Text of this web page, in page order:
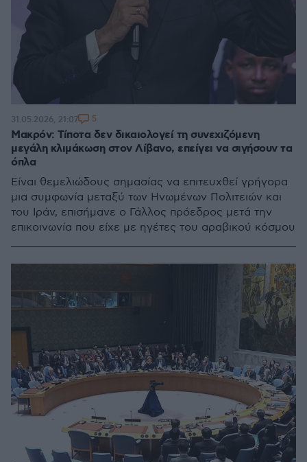
Μακρόν: Τίποτα δεν δικαιολογεί τη συνεχιζόμενη
μεγάλη κλιμάκωση στον Λίβανο, επείγει να σιγήσουν τα
όπλα
Είναι θεμελιώδους σημασίας να επιτευχθεί γρήγορα
μια συμφωνία μεταξύ των Ηνωμένων Πολιτειών και
του Ιράν, επισήμανε ο Γάλλος πρόεδρος μετά την
επικοινωνία που είχε με ηγέτες του αραβικού κόσμου
31.05.2026, 21:07 5